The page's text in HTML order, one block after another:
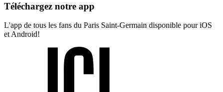
Téléchargez notre app
L'app de tous les fans du Paris Saint-Germain disponible pour iOS
et Android!